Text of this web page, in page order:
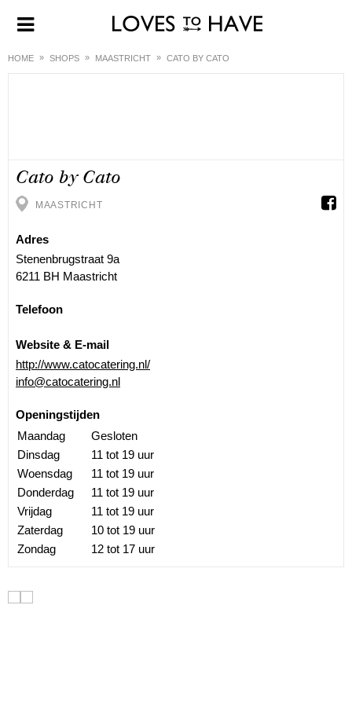
HOME SHOPS MAASTRICHT CATO BY CATO
Cato by Cato
MAASTRICHT
Adres
Stenenbrugstraat 9a
6211 BH Maastricht
Telefoon
Website & E-mail
http://www.catocatering.nl/
info@catocatering.nl
Openingstijden
Maandag
Gesloten
Dinsdag
11 tot 19 uur
Woensdag
11 tot 19 uur
Donderdag
11 tot 19 uur
Vrijdag
11 tot 19 uur
Zaterdag
10 tot 19 uur
Zondag
12 tot 17 uur